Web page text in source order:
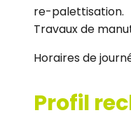
re-palettisation.
Travaux de
Horaires de
Profil